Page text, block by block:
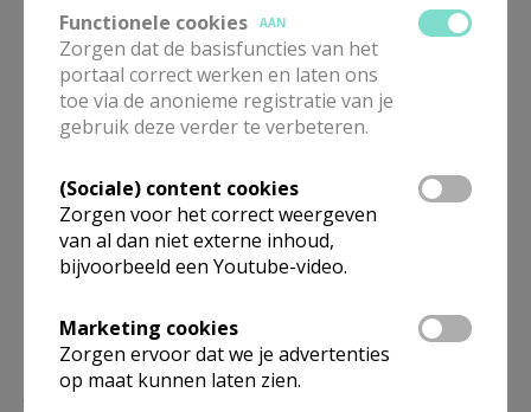
Lees meer
Functionele cookies
AAN
Zorgen dat de basisfuncties van het
portaal correct werken en laten ons
toe via de anonieme registratie van je
gebruik deze verder te verbeteren.
(Sociale) content cookies
Zorgen voor het correct weergeven
van al dan niet externe inhoud,
bijvoorbeeld een Youtube-video.
Marketing cookies
Zorgen ervoor dat we je advertenties
op maat kunnen laten zien.